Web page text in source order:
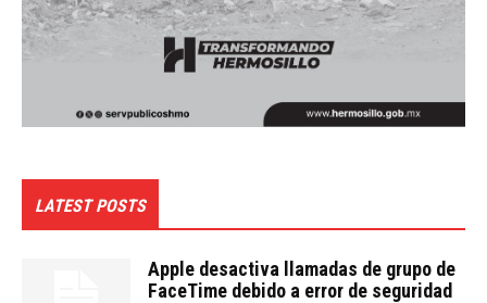
LATEST POSTS
Apple desactiva llamadas de grupo de
FaceTime debido a error de seguridad